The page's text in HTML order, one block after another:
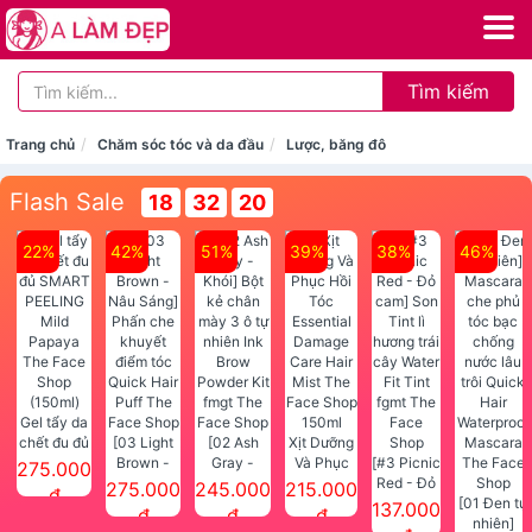
Tìm kiếm
Trang chủ Chăm sóc tóc và da đầu Lược, băng đô
Flash Sale 18 32 19
22%
Gel tẩy da
chết đu đủ
SMART
PEELING
275.000
đ
42%
[03 Light
Brown -
Nâu Sáng]
Phấn che
275.000
đ
51%
[02 Ash
Gray -
Khói] Bột
kẻ chân
245.000
đ
39%
Xịt Dưỡng
Và Phục
Hồi Tóc
Essential
215.000
đ
38%
[#3 Picnic
Red - Đỏ
cam] Son
137.000
46%
[01 Đen tự
nhiên]